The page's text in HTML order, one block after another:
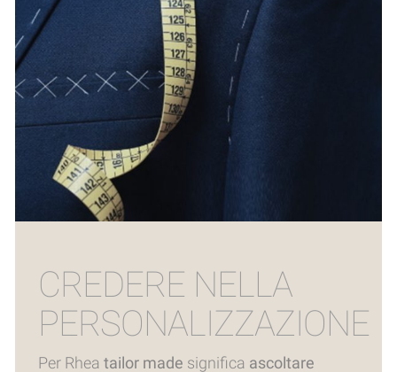
CREDERE NELLA
PERSONALIZZAZIONE
Per Rhea tailor made significa ascoltare